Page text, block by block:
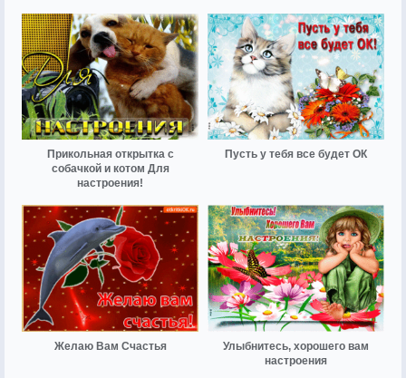
Прикольная открытка с
собачкой и котом Для
настроения!
Пусть у тебя все будет ОК
Желаю Вам Счастья
Улыбнитесь, хорошего вам
настроения